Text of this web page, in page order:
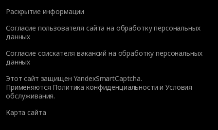
Раскрытие информации
Согласие пользователя сайта на обработку персональных
данных
Согласие соискателя вакансий на обработку персональных
данных
Этот сайт защищен YandexSmartCaptcha.
Применяются Политика конфиденциальности иУсловия
обслуживания.
Карта сайта